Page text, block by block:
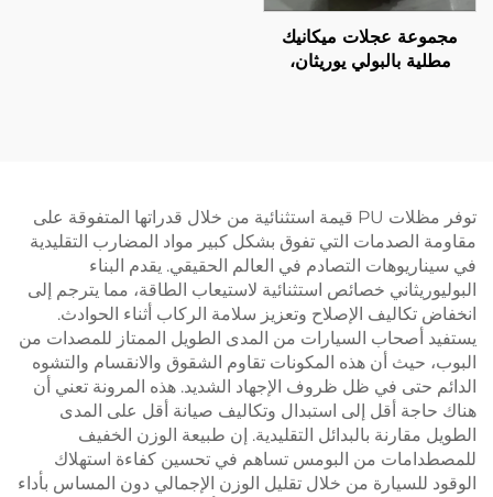
مجموعة عجلات ميكانيك
مطلية بالبولي يوريثان،
توفر مظلات PU قيمة استثنائية من خلال قدراتها المتفوقة على
مقاومة الصدمات التي تفوق بشكل كبير مواد المضارب التقليدية
في سيناريوهات التصادم في العالم الحقيقي. يقدم البناء
البوليوريثاني خصائص استثنائية لاستيعاب الطاقة، مما يترجم إلى
انخفاض تكاليف الإصلاح وتعزيز سلامة الركاب أثناء الحوادث.
يستفيد أصحاب السيارات من المدى الطويل الممتاز للمصدات من
البوب، حيث أن هذه المكونات تقاوم الشقوق والانقسام والتشوه
الدائم حتى في ظل ظروف الإجهاد الشديد. هذه المرونة تعني أن
هناك حاجة أقل إلى استبدال وتكاليف صيانة أقل على المدى
الطويل مقارنة بالبدائل التقليدية. إن طبيعة الوزن الخفيف
للمصطدامات من البومس تساهم في تحسين كفاءة استهلاك
الوقود للسيارة من خلال تقليل الوزن الإجمالي دون المساس بأداء